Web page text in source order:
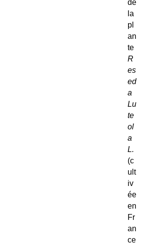
de
la
pl
an
te
R
es
ed
a
Lu
te
ol
a
L.
(c
ult
iv
ée
en
Fr
an
ce